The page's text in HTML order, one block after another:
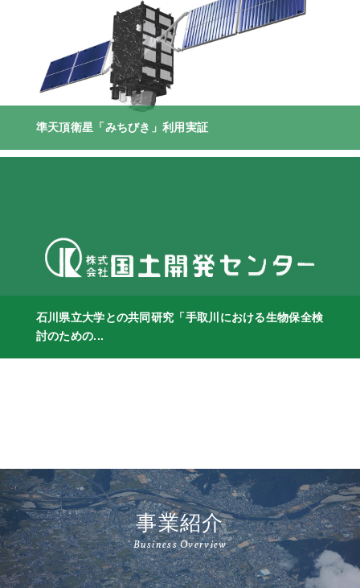
準天頂衛星「みちびき」利用実証
石川県立大学との共同研究「手取川における生物保全検
討のための...
事業紹介
Business Overview